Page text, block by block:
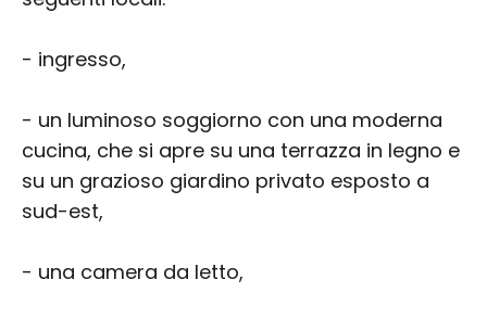
- ingresso,
- un luminoso soggiorno con una moderna
cucina, che si apre su una terrazza in legno e
su un grazioso giardino privato esposto a
sud-est,
- una camera da letto,